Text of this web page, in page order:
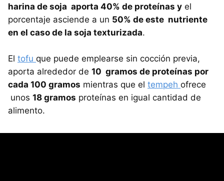
harina de soja aporta 40% de proteínas y el
porcentaje asciende a un 50% de este nutriente
en el caso de la soja texturizada.
El tofu que puede emplearse sin cocción previa,
aporta alrededor de 10 gramos de proteínas por
cada 100 gramos mientras que el tempeh ofrece
unos 18 gramos proteínas en igual cantidad de
alimento.